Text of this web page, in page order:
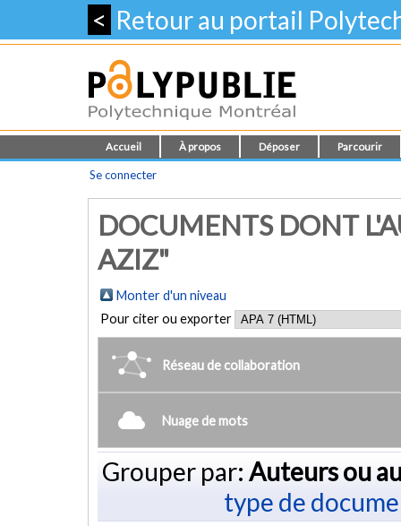
< Retour au portail
Accueil À propos Déposer Parcourir
Se connecter
DOCUMENTS DONT
AZIZ"
Monter d'un niveau
Pour citer ou exporter
Réseau de collaboration
Nuage de mots
Grouper par: Auteurs ou
type de